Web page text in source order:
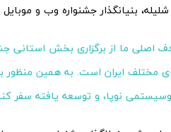
بنیانگذار جشنواره وب و
اصلی ما از برگزاری بخش استانی
مختلف ایران است. به همین منظور
نوپا، و توسعه یافته سفر